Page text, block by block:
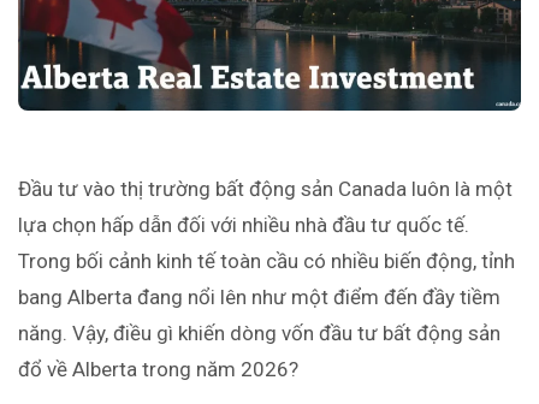
Đầu tư vào thị trường bất động sản Canada luôn là một
lựa chọn hấp dẫn đối với nhiều nhà đầu tư quốc tế.
Trong bối cảnh kinh tế toàn cầu có nhiều biến động, tỉnh
bang Alberta đang nổi lên như một điểm đến đầy tiềm
năng. Vậy, điều gì khiến dòng vốn đầu tư bất động sản
đổ về Alberta trong năm 2026?